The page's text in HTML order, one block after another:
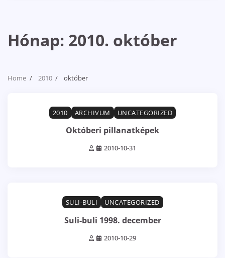
Hónap: 2010. október
Home 2010 október
2010
ARCHIVUM UNCATEGORIZED
Októberi pillanatképek
2010-10-31
SULI-BULI
UNCATEGORIZED
Suli-buli 1998. december
2010-10-29